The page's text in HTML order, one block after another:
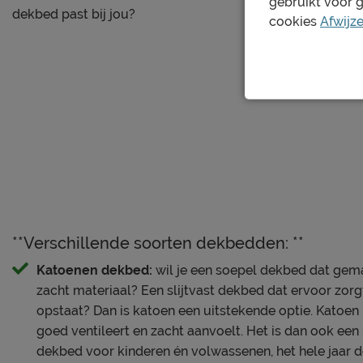
Je nieuwe dekbed wil je natuurlijk zo lang mogelijk mooi
schoonmaakinstructies, evenals de garantie op het
dekbed past bij jou?
**Verschillende soorten dekbedden: **
Katoenen dekbed: wil je een soepel dekbed dat
zacht materiaal? Een slijtvast dekbed dat ervoor
opstaat? Dan is katoen een uitstekende optie.
goed ventileert en zacht aanvoelt. Het is dan ook
dekbed voor kinderen én volwassenen, het hele jaar
cookies